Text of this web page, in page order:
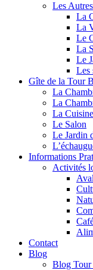
Les
La
La
Le
La
Le
Les
Gîte de la Tour
La
La
La Cuisine
Le Salon
Le Jardin
Informations
Activités
Contact
Blog
Blog Tour